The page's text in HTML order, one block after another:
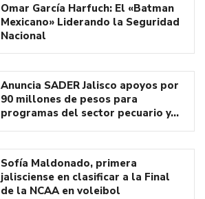
Omar García Harfuch: El «Batman
Mexicano» Liderando la Seguridad
Nacional
Anuncia SADER Jalisco apoyos por
90 millones de pesos para
programas del sector pecuario y…
Sofía Maldonado, primera
jalisciense en clasificar a la Final
de la NCAA en voleibol